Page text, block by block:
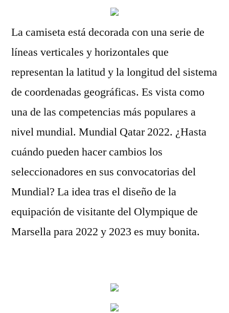
La camiseta está decorada con una serie de
líneas verticales y horizontales que
representan la latitud y la longitud del sistema
de coordenadas geográficas. Es vista como
una de las competencias más populares a
nivel mundial. Mundial Qatar 2022. ¿Hasta
cuándo pueden hacer cambios los
seleccionadores en sus convocatorias del
Mundial? La idea tras el diseño de la
equipación de visitante del Olympique de
Marsella para 2022 y 2023 es muy bonita.